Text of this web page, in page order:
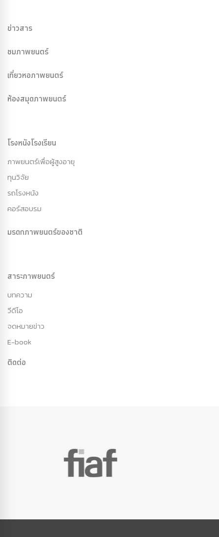
ข่าวสาร
ชมภาพยนตร์
เที่ยวหอภาพยนตร์
ห้องสมุดภาพยนตร์
โรงหนังโรงเรียน
ภาพยนตร์เพื่อผู้สูงอายุ
ทุนวิจัย
รถโรงหนัง
คอร์สอบรม
มรดกภาพยนตร์ของชาติ
สาระภาพยนตร์
บทความ
วีดีโอ
จดหมายข่าว
E-book
ติดต่อ